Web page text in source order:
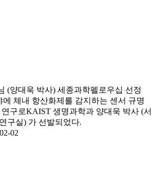
(양대욱 박사) 세종과학펠로우십 선정
에 체내 항산화제를 감지하는 센서 규명
구로KAIST 생명과학과 양대욱 박사 (서
구실) 가 선발되었다.
02